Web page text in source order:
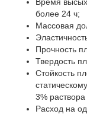
более 24 ч;
Массовая
Прочность
Твердость
Стойкость
3%
Расход на